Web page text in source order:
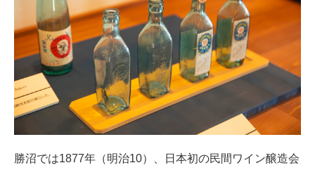
勝沼では1877年（明治10）、日本初の民間ワイン醸造会